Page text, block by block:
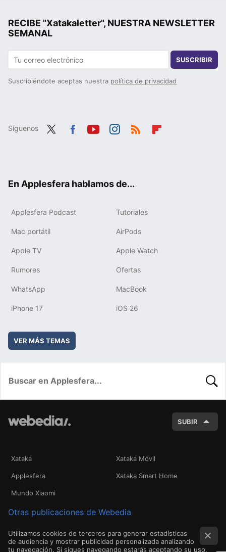
RECIBE "Xatakaletter", NUESTRA NEWSLETTER
SEMANAL
SUSCRIBIR
Suscribiéndote aceptas nuestra política de privacidad
Síguenos
En Applesfera hablamos de...
Applesfera Podcast Tutoriales
Mac portátil AirPods
Apple TV Apple Watch
Rumores Ofertas
WhatsApp MacBook
iPhone 17 iOS 26
VER MÁS TEMAS
SUBIR
Xataka Xataka Móvil
Applesfera Xataka Smart Home
Mundo Xiaomi
Otras publicaciones de Webedia
Utilizamos cookies de terceros para generar estadísticas
de audiencia y mostrar publicidad personalizada analizando
tu navegación. Si sigues navegando estarás aceptando su uso.